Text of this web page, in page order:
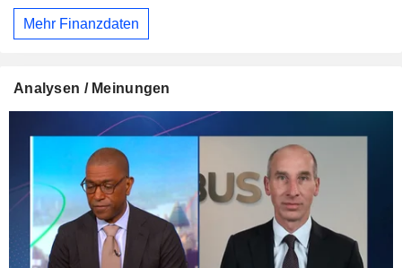
Mehr Finanzdaten
Analysen / Meinungen